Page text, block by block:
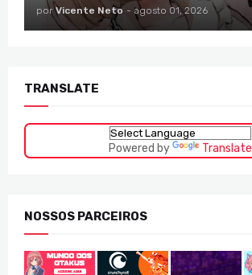
por Vicente Neto - agosto 01, 2026
TRANSLATE
Powered by Translate
NOSSOS PARCEIROS